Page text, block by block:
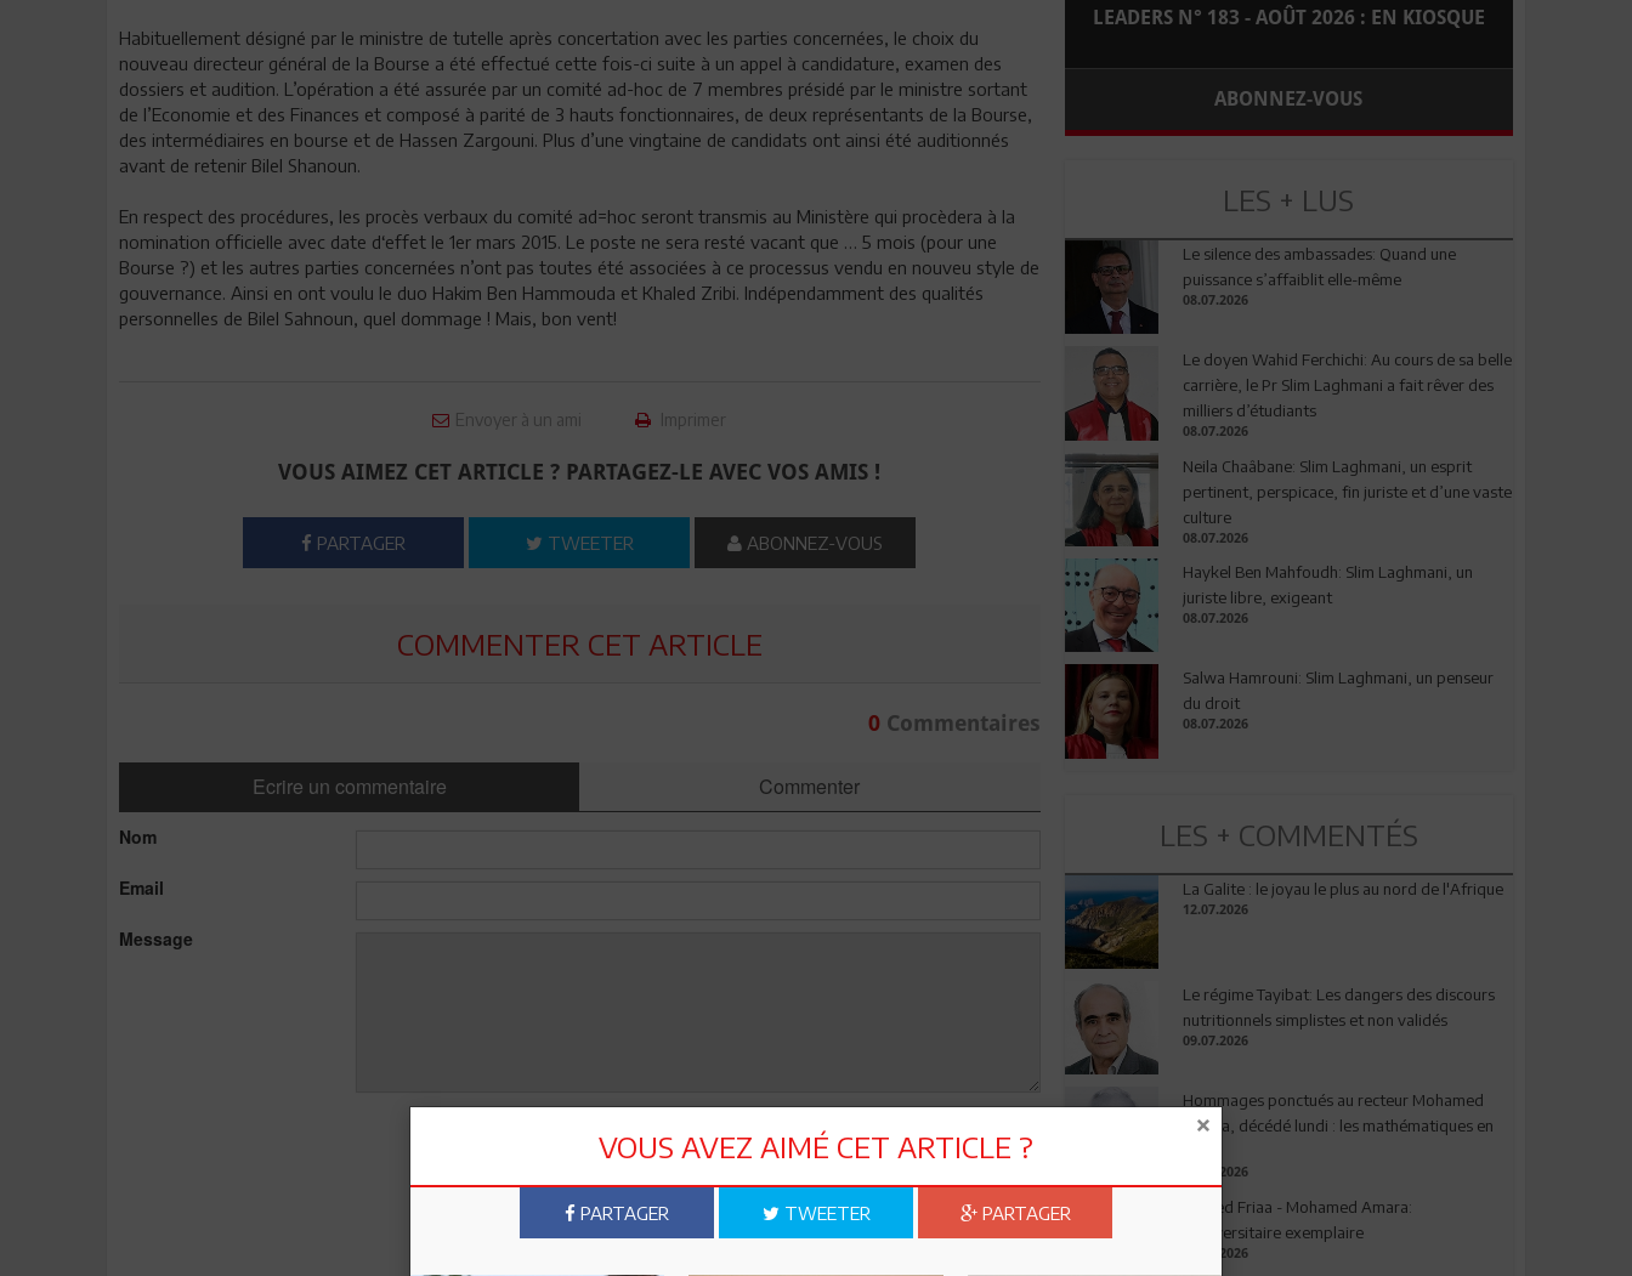
Habituellement désigné par le ministre de tutelle après concertation avec les parties concernées, le choix du
nouveau directeur général de la Bourse a été effectué cette fois-ci suite à un appel à candidature, examen des
dossiers et audition. L’opération a été assurée par un comité ad-hoc de 7 membres présidé par le ministre sortant
de l’Economie et des Finances et composé à parité de 3 hauts fonctionnaires, de deux représentants de la Bourse,
des intermédiaires en bourse et de Hassen Zargouni. Plus d’une vingtaine de candidats ont ainsi été auditionnés
avant de retenir Bilel Shanoun.
En respect des procédures, les procès verbaux du comité ad=hoc seront transmis au Ministère qui procèdera à la
nomination officielle avec date d‘effet le 1er mars 2015. Le poste ne sera resté vacant que … 5 mois (pour une
Bourse ?) et les autres parties concernées n’ont pas toutes été associées à ce processus vendu en nouveu style de
gouvernance. Ainsi en ont voulu le duo Hakim Ben Hammouda et Khaled Zribi. Indépendamment des qualités
personnelles de Bilel Sahnoun, quel dommage ! Mais, bon vent!
Envoyer à un ami Imprimer
VOUS AIMEZ CET ARTICLE ? PARTAGEZ-LE AVEC VOS AMIS !
PARTAGER TWEETER ABONNEZ-VOUS
COMMENTER CET ARTICLE
0Commentaires
Ecrire un commentaire Commenter
Nom
Email
Message
LEADERS N° 183 - AOÛT 2026 : EN KIOSQUE
ABONNEZ-VOUS
LES + LUS
Le silence des ambassades: Quand une
puissance s’affaiblit elle-même
08.07.2026
Le doyen Wahid Ferchichi: Au cours de sa belle
carrière, le Pr Slim Laghmani a fait rêver des
milliers d’étudiants
08.07.2026
Neila Chaâbane: Slim Laghmani, un esprit
pertinent, perspicace, fin juriste et d’une vaste
culture
08.07.2026
Haykel Ben Mahfoudh: Slim Laghmani, un
juriste libre, exigeant
08.07.2026
Salwa Hamrouni: Slim Laghmani, un penseur
du droit
08.07.2026
LES + COMMENTÉS
La Galite : le joyau le plus au nord de l'Afrique
12.07.2026
Le régime Tayibat: Les dangers des discours
nutritionnels simplistes et non validés
09.07.2026
Hommages ponctués au recteur Mohamed
Amara, décédé lundi : les mathématiques en
03.08.2026
Ahmed Friaa - Mohamed Amara:
l’Universitaire exemplaire
04.08.2026
VOUS AVEZ AIMÉ CET ARTICLE ?
PARTAGER TWEETER PARTAGER